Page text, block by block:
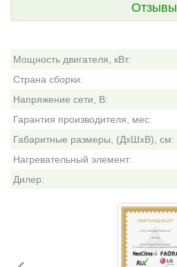
Отзывы
Мощность двигателя, кВт:
Страна сборки:
Напряжение сети, В:
Гарантия производителя, мес:
Габаритные размеры, (ДхШхВ), см:
Нагревательный элемент:
Дилер: